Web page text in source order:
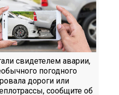
свидетелем аварии,
погодного
дороги или
сообщите об